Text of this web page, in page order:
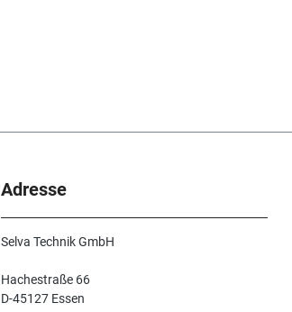
Adresse
Selva Technik GmbH
Hachestraße 66
D-45127 Essen